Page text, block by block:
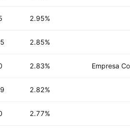
2.95%
2.85%
Empresa
2.83%
2.82%
2.77%